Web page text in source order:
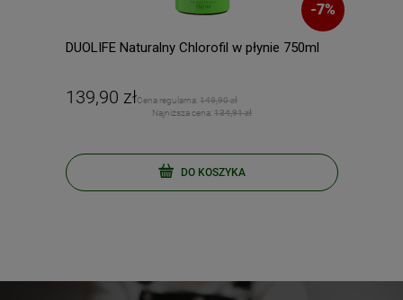
-7%
DUOLIFE Naturalny Chlorofil w płynie 750ml
139,90 złCena regularna: 149,90 zł
Najniższa cena: 134,91 zł
DO KOSZYKA